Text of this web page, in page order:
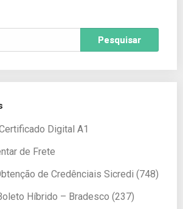
Digital A1
de Frete
de Credênciais Sicredi (748)
Híbrido – Bradesco (237)